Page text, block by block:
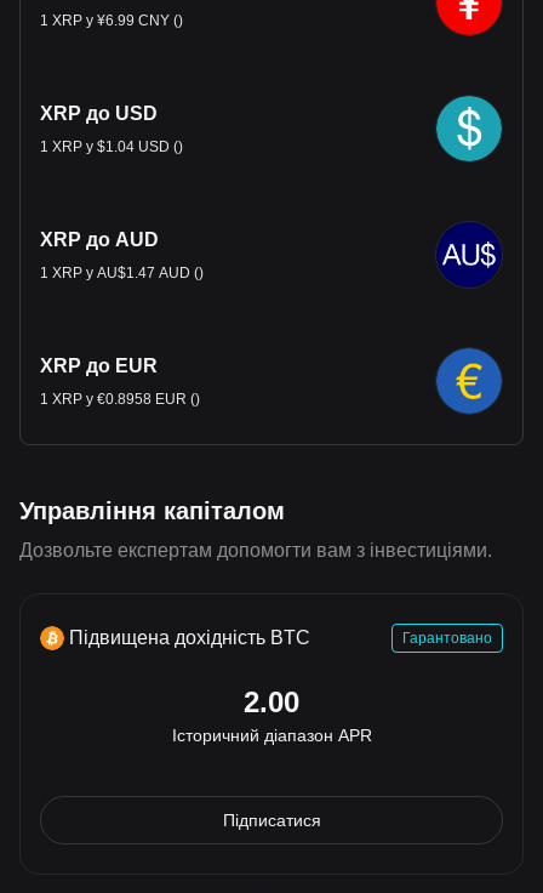
1 XRP у ¥6.99 CNY ()
XRP до USD
1 XRP у $1.04 USD ()
XRP до AUD
1 XRP у AU$1.47 AUD ()
XRP до EUR
1 XRP у €0.8958 EUR ()
Управління капіталом
Дозвольте експертам допомогти вам з інвестиціями.
Підвищена дохідність BTC Гарантовано
2.00
Історичний діапазон APR
Підписатися